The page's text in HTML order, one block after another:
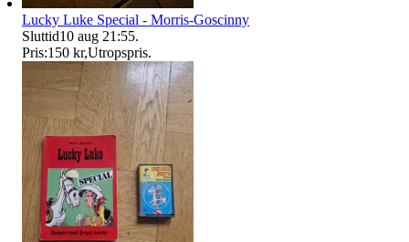
Lucky Luke Special - Morris-Goscinny
Sluttid10 aug 21:55.
Pris:150 kr,Utropspris.